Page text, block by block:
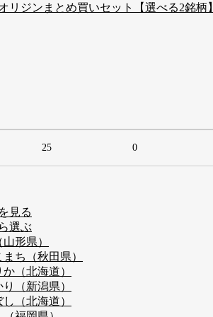
リジンまとめ買いセット【選べる2銘柄
25 0
見る
選ぶ
形県）
ち（秋田県）
（北海道）
（新潟県）
（北海道）